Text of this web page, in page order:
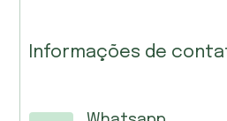
Informações de